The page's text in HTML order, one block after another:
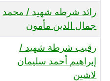
رائد شرطه شهيد / محمد
جمال الدين مأمون
رقيب شرطة شهيد /
إبراهيم أحمد سليمان
لاشين